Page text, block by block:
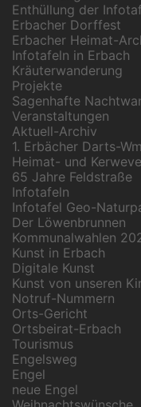
Enthüllung der
Erbacher Dorffest
Erbacher Heimat-
Infotafeln in Erbach
Kräuterwanderung
Projekte
Sagenhafte
Veranstaltungen
Aktuell-Archiv
1. Erbächer Darts-
Heimat- und
65 Jahre Feldstraße
Infotafeln
Infotafel Geo-
Der Löwenbrunnen
Kommunalwahlen
Kunst in Erbach
Digitale Kunst
Kunst von unseren
Notruf-Nummern
Orts-Gericht
Ortsbeirat-Erbach
Tourismus
Engelsweg
Engel
neue Engel